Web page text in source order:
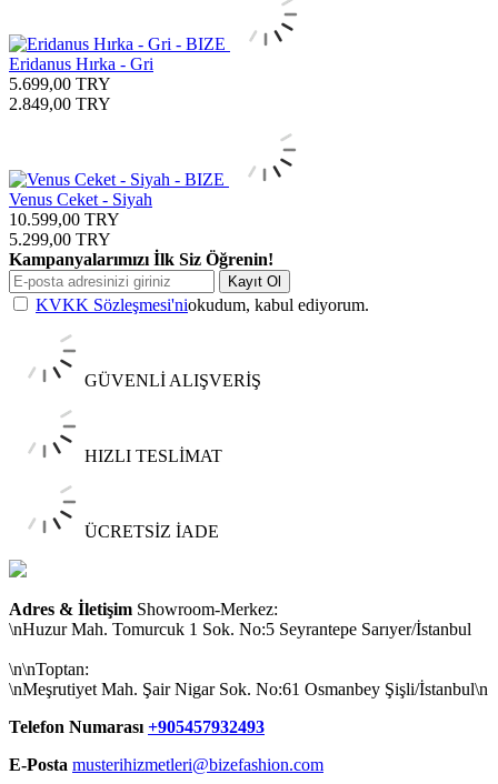
Eridanus Hırka - Gri
5.699,00 TRY
2.849,00 TRY
Venus Ceket - Siyah
10.599,00 TRY
5.299,00 TRY
Kampanyalarımızı İlk Siz Öğrenin!
Kayıt Ol
KVKK Sözleşmesi'niokudum, kabul ediyorum.
GÜVENLİ ALIŞVERİŞ
HIZLI TESLİMAT
ÜCRETSİZ İADE
Adres & İletişim Showroom-Merkez:
\nHuzur Mah. Tomurcuk 1 Sok. No:5 Seyrantepe Sarıyer/İstanbul
\n\nToptan:
\nMeşrutiyet Mah. Şair Nigar Sok. No:61 Osmanbey Şişli/İstanbul\n
Telefon Numarası +905457932493
E-Posta musterihizmetleri@bizefashion.com